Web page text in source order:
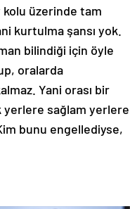
kolu üzerinde tam
kurtulma şansı yok.
bilindiği için öyle
oralarda
Yani orası bir
yerlere sağlam yerlere
bunu engellediyse,